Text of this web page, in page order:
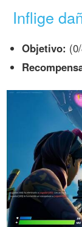
Inflige
Objetivo: